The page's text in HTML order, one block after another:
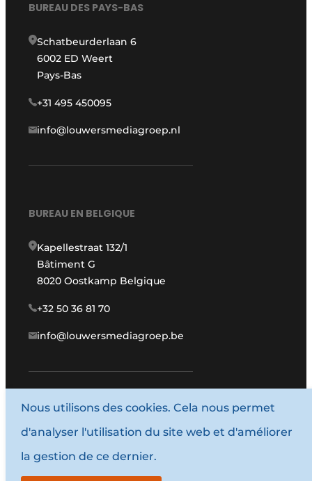
BUREAU DES PAYS-BAS
Schatbeurderlaan 6
6002 ED Weert
Pays-Bas
+31 495 450095
info@louwersmediagroep.nl
BUREAU EN BELGIQUE
Kapellestraat 132/1
Bâtiment G
8020 Oostkamp Belgique
+32 50 36 81 70
info@louwersmediagroep.be
www.louwersmediagroep.com
© 1987 - 2026 Louwers Media Group.
Conditions générales d'utilisation
Nous utilisons des cookies. Cela nous permet
d'analyser l'utilisation du site web et d'améliorer
la gestion de ce dernier.